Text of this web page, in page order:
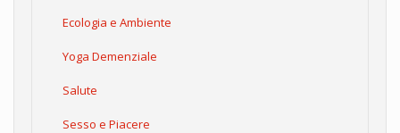
Ecologia e Ambiente
Yoga Demenziale
Salute
Sesso e Piacere